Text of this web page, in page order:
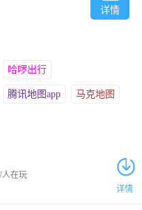
详情
哈啰出行
腾讯地图app 马克地图
人在玩
详情